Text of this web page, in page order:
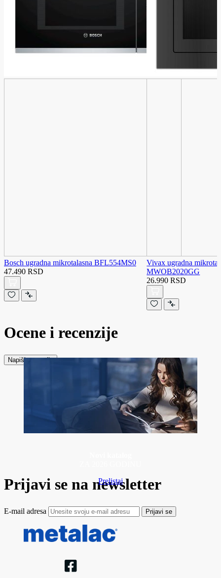
Bosch ugradna mikrotalasna BFL554MS0
47.490 RSD
Vivax ugradna
MWOB2020GG
26.990 RSD
Ocene i recenzije
Napiši recenziju
Prelistaj
Prijavi se na newsletter
E-mail adresa Prijavi se